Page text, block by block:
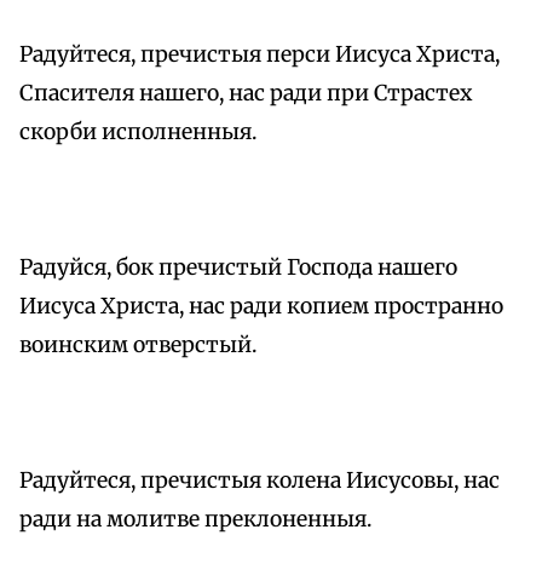
Радуйтеся, пречистыя перси Иисуса Христа,
Спасителя нашего, нас ради при Страстех
скорби исполненныя.
Радуйся, бок пречистый Господа нашего
Иисуса Христа, нас ради копием пространно
воинским отверстый.
Радуйтеся, пречистыя колена Иисусовы, нас
ради на молитве преклоненныя.